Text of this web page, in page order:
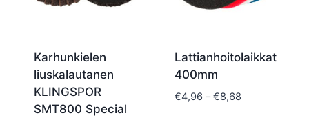
Karhunkielen
liuskalautanen
KLINGSPOR
SMT800 Special
Lattianhoitolaikkat
400mm
€4,96 – €8,68Hintaluokka: